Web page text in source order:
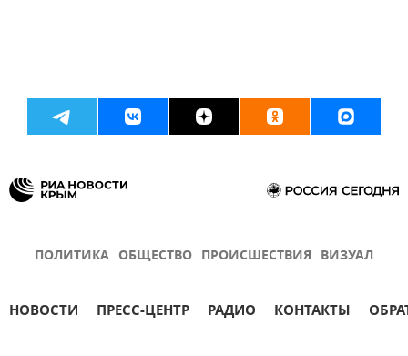
ПОЛИТИКА ОБЩЕСТВО ПРОИСШЕСТВИЯ ВИЗУАЛ
НОВОСТИ ПРЕСС-ЦЕНТР РАДИО КОНТАКТЫ